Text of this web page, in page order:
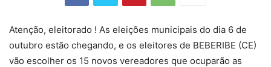
Atenção, eleitorado ! As eleições municipais do dia 6 de
outubro estão chegando, e os eleitores de BEBERIBE (CE)
vão escolher os 15 novos vereadores que ocuparão as